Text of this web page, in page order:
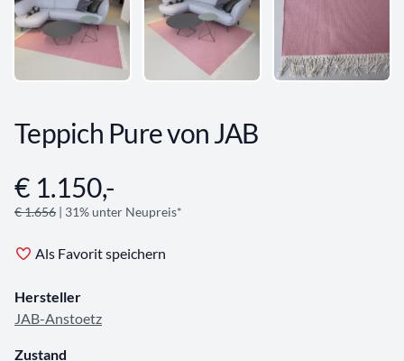
Teppich Pure von JAB
Angebotsinformationen
€ 1.150,-
€ 1.656 | 31% unter Neupreis*
Als Favorit speichern
Hersteller
JAB-Anstoetz
Zustand